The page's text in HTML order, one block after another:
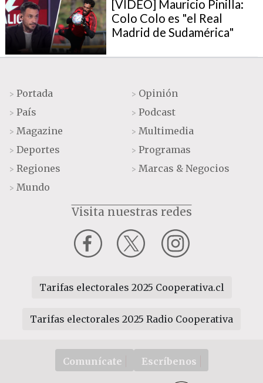
[VIDEO] Mauricio Pinilla:
Colo Colo es "el Real
Madrid de Sudamérica"
> Portada
> País
> Magazine
> Deportes
> Regiones
> Mundo
> Opinión
> Podcast
> Multimedia
> Programas
> Marcas & Negocios
Visita nuestras redes
Tarifas electorales 2025 Cooperativa.cl
Tarifas electorales 2025 Radio Cooperativa
Comunícate Escríbenos